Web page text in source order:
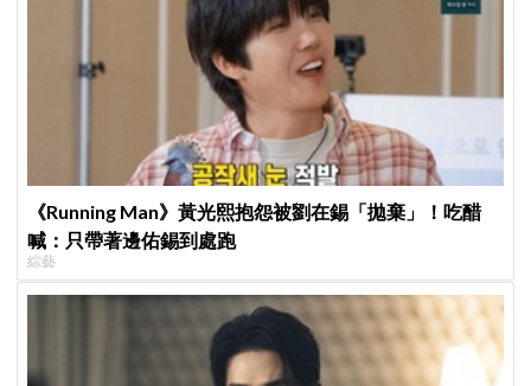
《Running Man》黃光熙抱怨被劉在錫「拋棄」！吃醋
喊：只帶著邊佑錫到處跑
綜藝